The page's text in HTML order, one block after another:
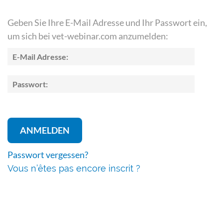
Geben Sie Ihre E-Mail Adresse und Ihr Passwort ein,
um sich bei vet-webinar.com anzumelden:
Passwort vergessen?
Vous n’êtes pas encore inscrit ?